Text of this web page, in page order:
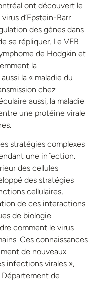
ont découvert le
d’Epstein-Barr
des gènes dans
se répliquer. Le VEB
de Hodgkin et
la
la « maladie du
chez
aussi, la maladie
une protéine virale
stratégies complexes
une infection.
des cellules
des stratégies
cellulaires,
de ces interactions
de biologie
comment le virus
Ces connaissances
de nouveaux
infections virales »,
de